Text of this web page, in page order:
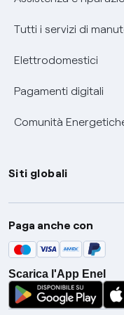
Tutti i servizi di
Elettrodomestici
Pagamenti digitali
Comunità
Siti globali
Enel Group
Enel Green Power
Global Trading
Global Procurement
Gridspertise
Paga anche con
Scarica l'App Enel